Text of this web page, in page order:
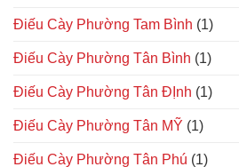
Điếu Cày Phường Tam Bình (1)
Điếu Cày Phường Tân Bình (1)
Điếu Cày Phường Tân ĐỊnh (1)
Điếu Cày Phường Tân MỸ (1)
Điếu Cày Phường Tân Phú (1)